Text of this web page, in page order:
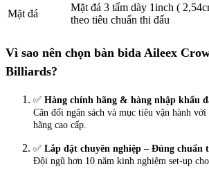
Mặt đá
Mặt đá 3 tấm dày 1inch (
theo tiêu chuẩn thi đấu
Vì sao nên chọn bàn bida Aileex
Billiards?
✅ Hàng chính hãng & hàng nhập khẩu
Cân đối ngân sách và mục tiêu vận hành
hãng cao cấp.
✅ Lắp đặt chuyên nghiệp – Đúng chuẩn
Đội ngũ hơn 10 năm kinh nghiệm set-up